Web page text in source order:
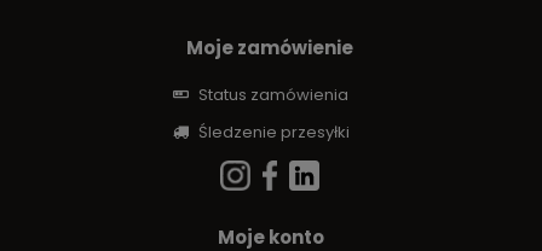
Moje zamówienie
Status zamówienia
Śledzenie przesyłki
Moje konto